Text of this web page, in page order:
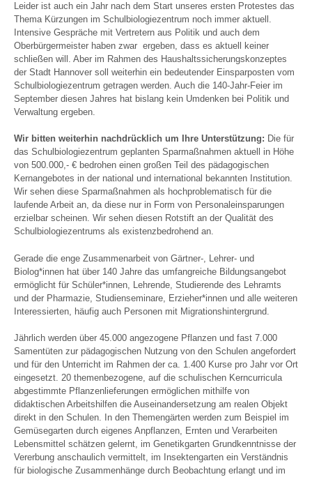
Leider ist auch ein Jahr nach dem Start unseres ersten Protestes das
Thema Kürzungen im Schulbiologiezentrum noch immer aktuell.
Intensive Gespräche mit Vertretern aus Politik und auch dem
Oberbürgermeister haben zwar ergeben, dass es aktuell keiner
schließen will. Aber im Rahmen des Haushaltssicherungskonzeptes
der Stadt Hannover soll weiterhin ein bedeutender Einsparposten vom
Schulbiologiezentrum getragen werden. Auch die 140-Jahr-Feier im
September diesen Jahres hat bislang kein Umdenken bei Politik und
Verwaltung ergeben.
Wir bitten weiterhin nachdrücklich um Ihre Unterstützung: Die für
das Schulbiologiezentrum geplanten Sparmaßnahmen aktuell in Höhe
von 500.000,- € bedrohen einen großen Teil des pädagogischen
Kernangebotes in der national und international bekannten Institution.
Wir sehen diese Sparmaßnahmen als hochproblematisch für die
laufende Arbeit an, da diese nur in Form von Personaleinsparungen
erzielbar scheinen. Wir sehen diesen Rotstift an der Qualität des
Schulbiologiezentrums als existenzbedrohend an.
Gerade die enge Zusammenarbeit von Gärtner-, Lehrer- und
Biolog*innen hat über 140 Jahre das umfangreiche Bildungsangebot
ermöglicht für Schüler*innen, Lehrende, Studierende des Lehramts
und der Pharmazie, Studienseminare, Erzieher*innen und alle weiteren
Interessierten, häufig auch Personen mit Migrationshintergrund.
Jährlich werden über 45.000 angezogene Pflanzen und fast 7.000
Samentüten zur pädagogischen Nutzung von den Schulen angefordert
und für den Unterricht im Rahmen der ca. 1.400 Kurse pro Jahr vor Ort
eingesetzt. 20 themenbezogene, auf die schulischen Kerncurricula
abgestimmte Pflanzenlieferungen ermöglichen mithilfe von
didaktischen Arbeitshilfen die Auseinandersetzung am realen Objekt
direkt in den Schulen. In den Themengärten werden zum Beispiel im
Gemüsegarten durch eigenes Anpflanzen, Ernten und Verarbeiten
Lebensmittel schätzen gelernt, im Genetikgarten Grundkenntnisse der
Vererbung anschaulich vermittelt, im Insektengarten ein Verständnis
für biologische Zusammenhänge durch Beobachtung erlangt und im